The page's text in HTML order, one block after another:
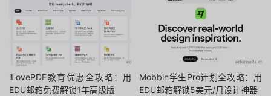
iLovePDF教育优惠全攻略：用
EDU邮箱免费解锁1年高级版
Mobbin学生Pro计划全攻略：用
EDU邮箱解锁5美元/月设计神器